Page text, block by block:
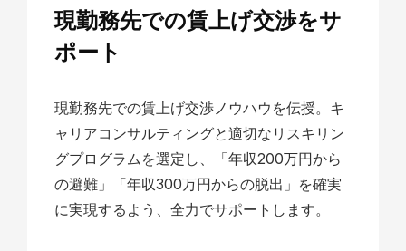
現勤務先での賃上げ交渉をサ
ポート
現勤務先での賃上げ交渉ノウハウを伝授。キ
ャリアコンサルティングと適切なリスキリン
グプログラムを選定し、「年収200万円から
の避難」「年収300万円からの脱出」を確実
に実現するよう、全力でサポートします。